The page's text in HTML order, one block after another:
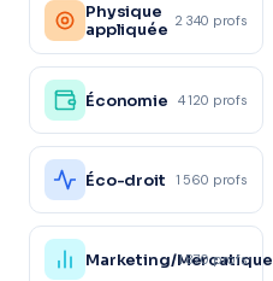
Physique
appliquée 2 340 profs
Économie 4 120 profs
Éco-droit 1 560 profs
Marketing/Mercatique
1 870 profs